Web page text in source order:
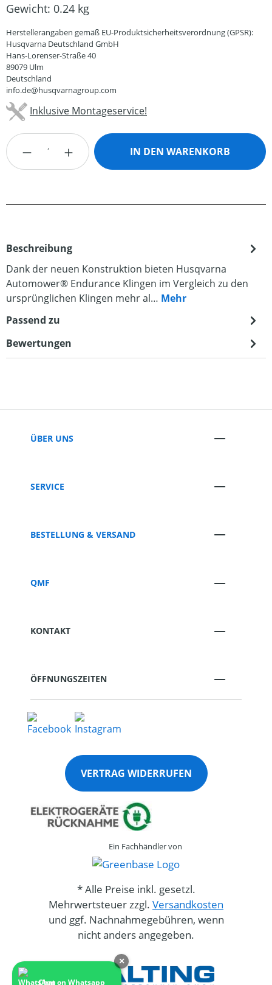
Gewicht: 0.24 kg
Herstellerangaben gemäß EU-Produktsicherheitsverordnung (GPSR):
Husqvarna Deutschland GmbH
Hans-Lorenser-Straße 40
89079 Ulm
Deutschland
info.de@husqvarnagroup.com
Inklusive Montageservice!
Produkt Anzahl: Gib den gewünschten
IN DEN WARENKORB
Beschreibung
Dank der neuen Konstruktion bieten Husqvarna
Automower® Endurance Klingen im Vergleich zu den
ursprünglichen Klingen mehr al… Mehr
Passend zu
Bewertungen
Chat on Whatsapp
×
ÜBER UNS
SERVICE
BESTELLUNG & VERSAND
QMF
KONTAKT
ÖFFNUNGSZEITEN
VERTRAG WIDERRUFEN
Ein Fachhändler von
* Alle Preise inkl. gesetzl.
Mehrwertsteuer zzgl. Versandkosten
und ggf. Nachnahmegebühren, wenn
nicht anders angegeben.